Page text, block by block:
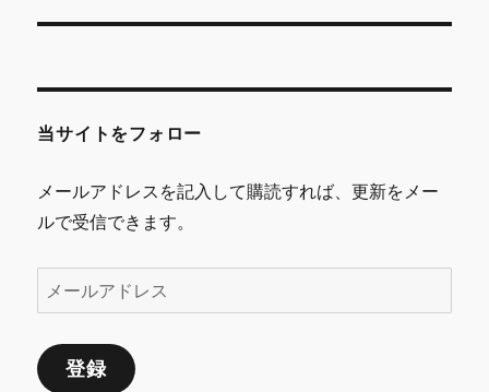
ゲ
ー
シ
ョ
ン
当サイトをフォロー
メールアドレスを記入して購読すれば、更新をメー
ルで受信できます。
ー
ル
ア
登録